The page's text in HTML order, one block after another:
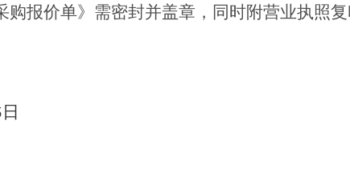
报价单》需密封并盖章，同时附营业执照
日